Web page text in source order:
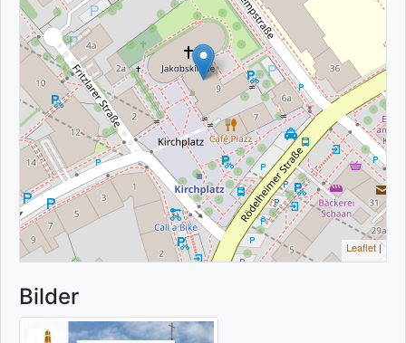
Leaflet |
Bilder